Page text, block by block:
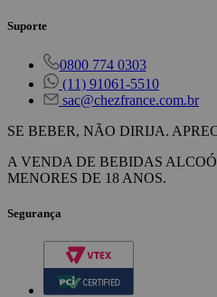
Suporte
0800 774 0303
(11) 91061-5510
sac@chezfrance.com.br
SE BEBER, NÃO DIRIJA.
A VENDA DE BEBIDAS
MENORES DE 18 ANOS.
Segurança